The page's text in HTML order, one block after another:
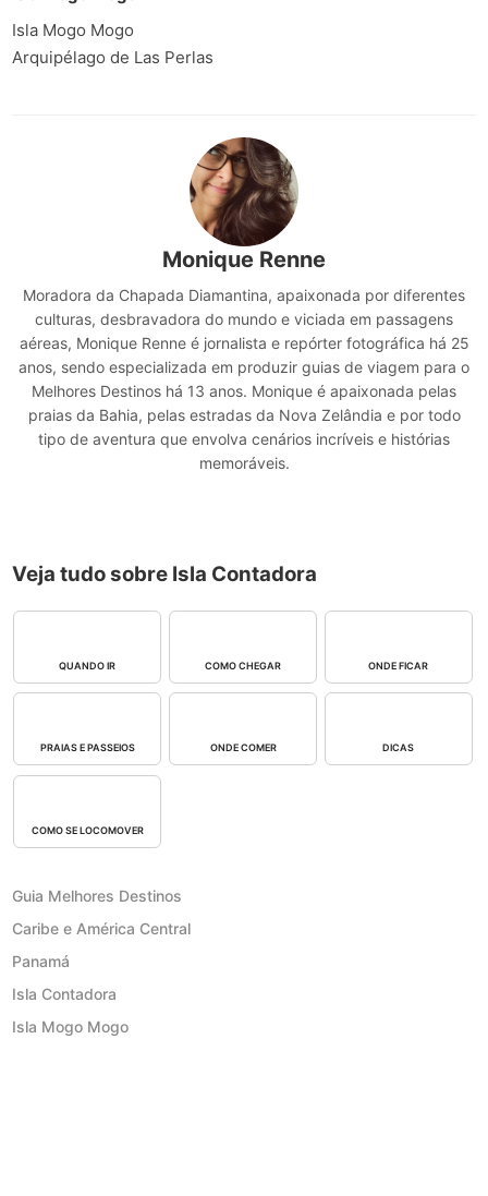
Isla Mogo Mogo
Arquipélago de Las Perlas
Monique Renne
Moradora da Chapada Diamantina, apaixonada por diferentes
culturas, desbravadora do mundo e viciada em passagens
aéreas, Monique Renne é jornalista e repórter fotográfica há 25
anos, sendo especializada em produzir guias de viagem para o
Melhores Destinos há 13 anos. Monique é apaixonada pelas
praias da Bahia, pelas estradas da Nova Zelândia e por todo
tipo de aventura que envolva cenários incríveis e histórias
memoráveis.
Veja tudo sobre Isla Contadora
QUANDO IR COMO CHEGAR ONDE FICAR
PRAIAS E PASSEIOS ONDE COMER DICAS
COMO SE LOCOMOVER
Guia Melhores Destinos
Caribe e América Central
Panamá
Isla Contadora
Isla Mogo Mogo